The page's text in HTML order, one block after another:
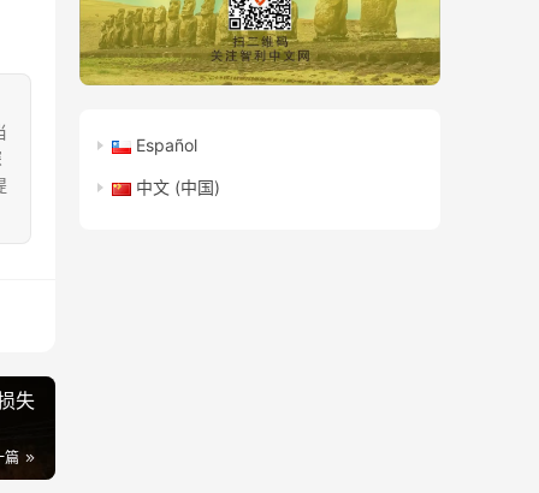
失
篇
Español
中文 (中国)